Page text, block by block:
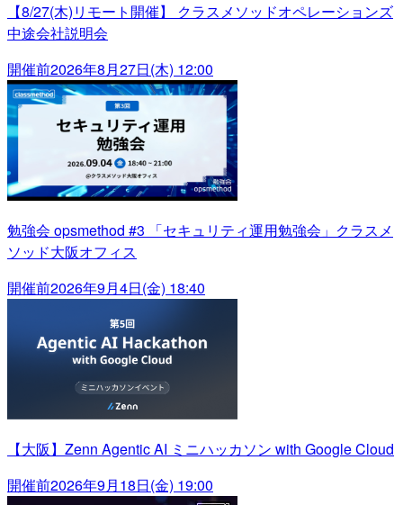
【8/27(木)リモート開催】 クラスメソッドオペレーションズ
中途会社説明会
開催前2026年8月27日(木) 12:00
勉強会 opsmethod #3 「セキュリティ運用勉強会」クラスメ
ソッド大阪オフィス
開催前2026年9月4日(金) 18:40
【大阪】Zenn Agentic AI ミニハッカソン with Google Cloud
開催前2026年9月18日(金) 19:00